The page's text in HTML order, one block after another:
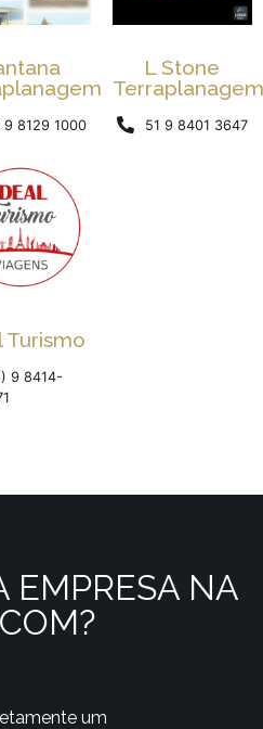
9 8129 1000
L Stone
Terraplanagem
51 9 8401 3647
Turismo
9 8414-
EMPRESA NA
um